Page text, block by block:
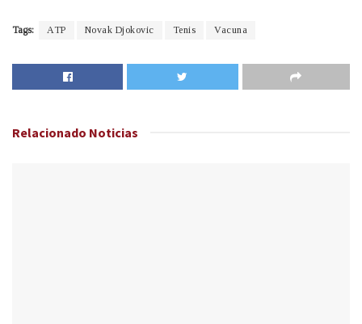
Tags: ATP Novak Djokovic Tenis Vacuna
Relacionado Noticias